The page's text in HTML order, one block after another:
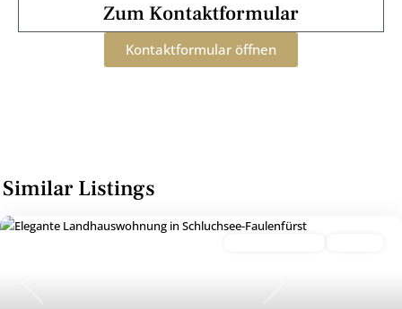
Zum Kontaktformular
Kontaktformular öffnen
Similar Listings